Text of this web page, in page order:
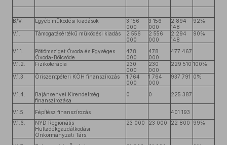
B/V. Egyéb működési kiadások
3 156
000
3 156
000
2 894
148
92%
V.1. Támogatásértékű működési kiadás
2 556
000
2 556
000
2 294
148
90%
V.1.1.
Pöttömsziget Óvoda és Egységes
Óvoda-Bölcsőde
478
000
478
000
477 467
V.1.2. Fizikoterápia
230
000
230
000
229 510 100%
V.1.3. Őriszentpéteri KÖH finanszírozás
1 764
000
1 764
000
937 791 0%
V.1.4.
Bajánsenyei Kirendeltség
finanszírozása
0 0 225 387
V.1.5. Fépítész finanszírozás
401 193
V.1.6.
NYD Regionális
Hulladékgazdálkodási
Önkormányzati Társ.
23 000 23 000 22 800 99%